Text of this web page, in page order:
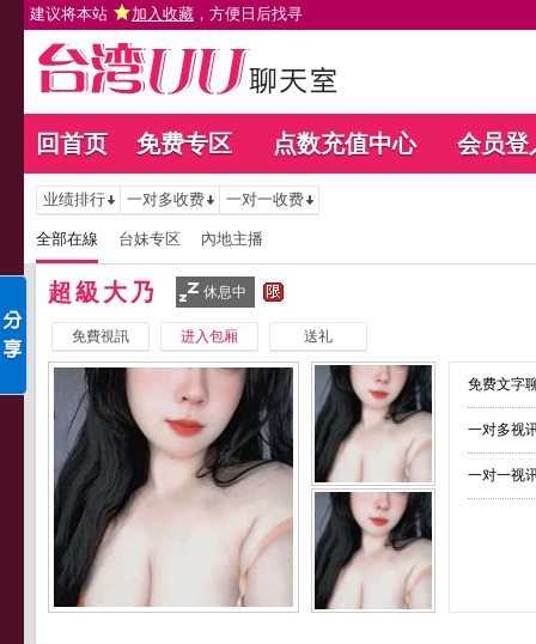
建议将本站 加入收藏 ，方便日后找寻
回首页 免费专区 点数充值中心 会员登
业绩排行 一对多收费 一对一收费
全部在線 台妹专区 內地主播
超級大乃 休息中
免費視訊 进入包厢 送礼
免费文字
一对多视
一对一视